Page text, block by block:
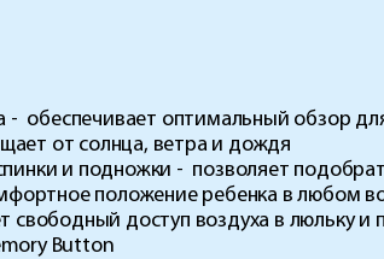
- обеспечивает оптимальный обзор
от солнца, ветра и дождя
и подножки - позволяет
положение ребенка в любом
свободный доступ воздуха в люльку и
Button